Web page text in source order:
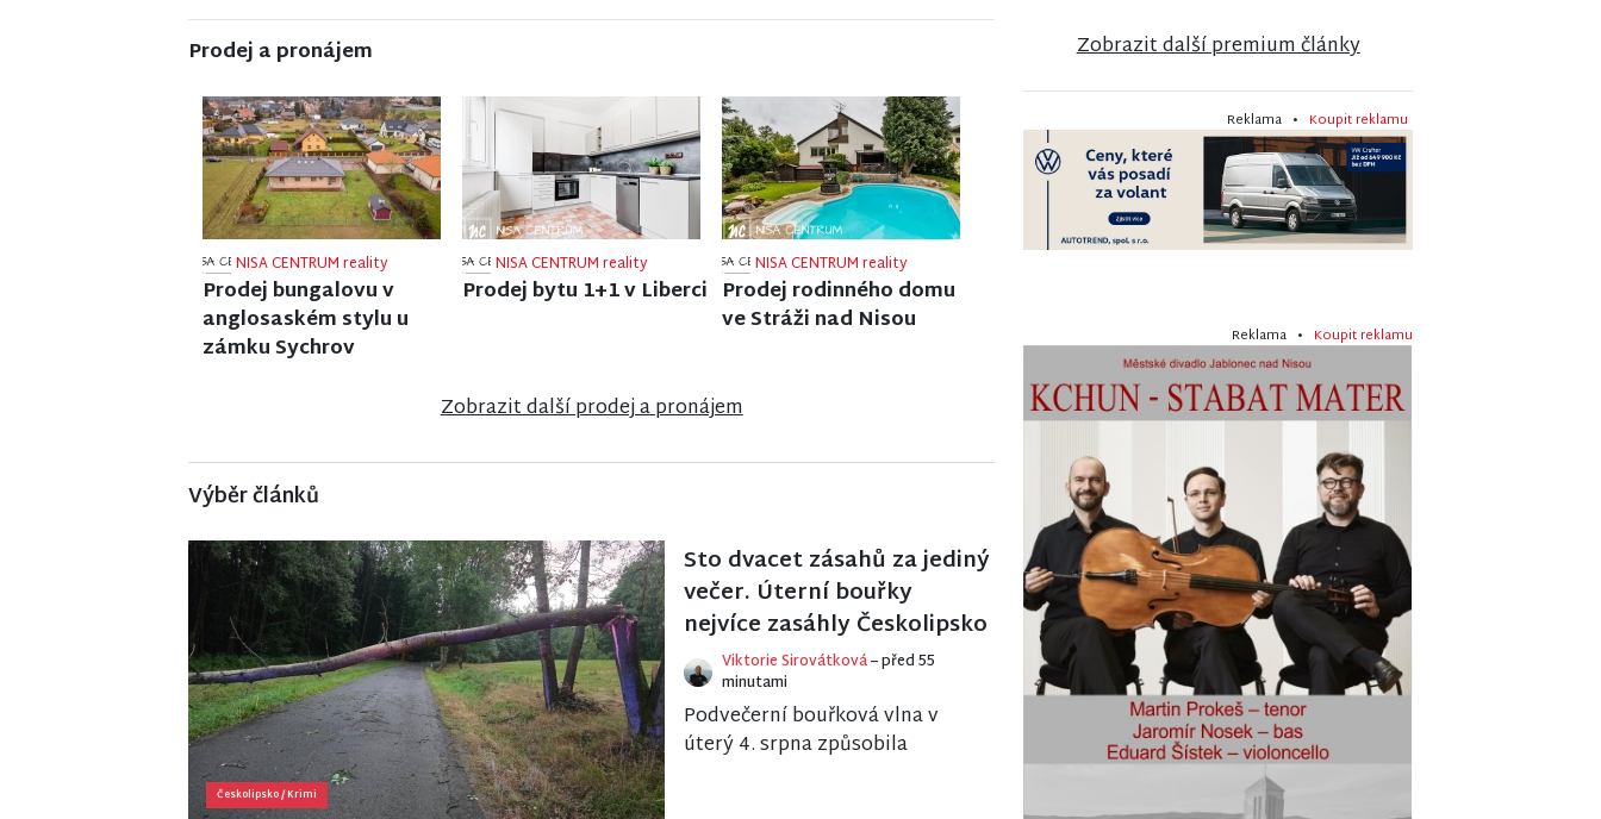
Prodej a pronájem
NISA CENTRUM reality
Prodej rodinného domu
v Jiřetíně pod Bukovou
NISA CENTRUM reality
Prodej rodinného domu
NISA CENTRUM reality
Prodej rodinného domu
v Semilech
Zobrazit další prodej a pronájem
Výběr článků
Českolipsko/Krimi
Sto dvacet zásahů za jediný
večer. Úterní bouřky
nejvíce zasáhly Českolipsko
Viktorie Sirovátková– před 55
minutami
Podvečerní bouřková vlna v
úterý 4. srpna způsobila
Zobrazit další premium články
Reklama • Koupit reklamu
Reklama • Koupit reklamu